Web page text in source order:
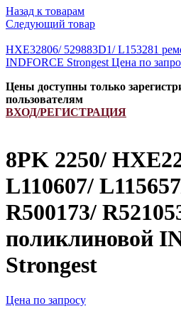
Назад к товарам
Следующий товар
HXE32806/ 529883D1/ L153281
INDFORCE Strongest Цена по
Цены доступны только
пользователям
ВХОД/РЕГИСТРАЦИЯ
8PK 2250/
L110607/
R500173/
поликлиновой
Strongest
Цена по запросу